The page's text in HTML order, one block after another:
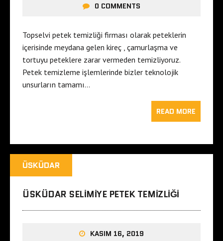
0 COMMENTS
Topselvi petek temizliği firması olarak peteklerin
içerisinde meydana gelen kireç , çamurlaşma ve
tortuyu peteklere zarar vermeden temizliyoruz.
Petek temizleme işlemlerinde bizler teknolojik
unsurların tamamı…
READ MORE
ÜSKÜDAR
ÜSKÜDAR SELIMIYE PETEK TEMIZLIĞI
KASIM 16, 2019